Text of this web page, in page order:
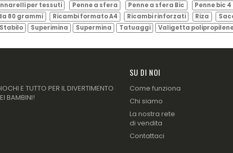
per tessuti Penne a sfera Penne a sfera Bic Penne bic
80 grammi Ricambi formato A4 Ricambi rinforzati Riza
Stabilo Superimina Supermina Tatuaggi Valigetta
E TUTTO PER IL DIVERTIMENTO
BAMBINI!
SU DI NOI
Come funziona
Chi siamo
La nostra rete
di vendita
Contattaci